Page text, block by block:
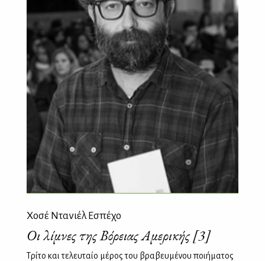
Χοσέ Ντανιέλ Εσπέχο
Οι λίμνες της Βόρειας Αμερικής [3]
Τρίτο και τελευταίο μέρος του βραβευμένου ποιήματος